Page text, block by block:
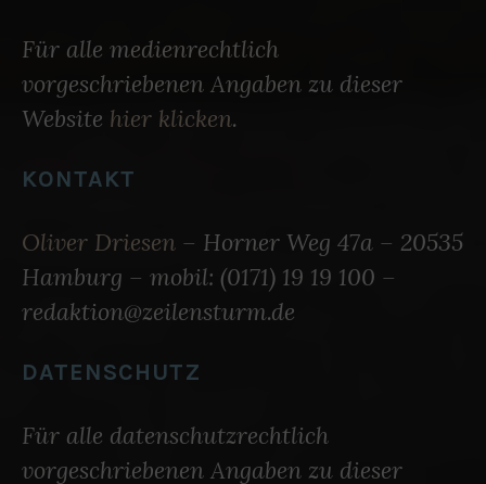
Für alle medienrechtlich
vorgeschriebenen Angaben zu dieser
Website hier klicken.
KONTAKT
Oliver Driesen – Horner Weg 47a – 20535
Hamburg – mobil: (0171) 19 19 100 –
redaktion@zeilensturm.de
DATENSCHUTZ
Für alle datenschutzrechtlich
vorgeschriebenen Angaben zu dieser